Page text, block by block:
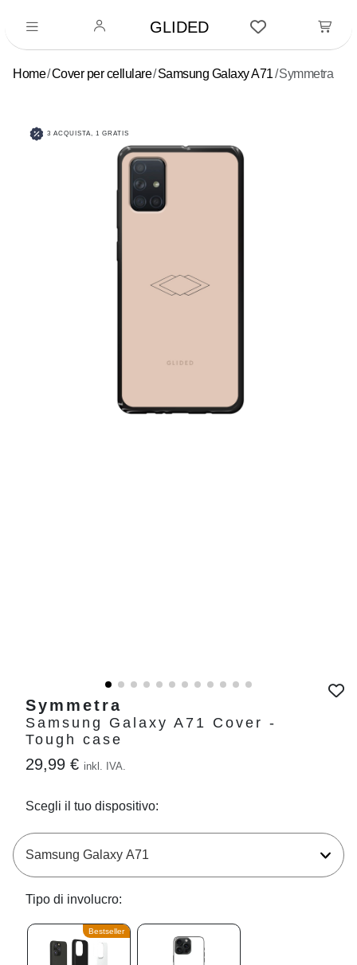
GLIDED
Home Cover per cellulare Samsung Galaxy A71 Symmetra
3 ACQUISTA, 1 GRATIS
Symmetra
Samsung Galaxy A71 Cover -
Tough case
29,99 € inkl. IVA.
Scegli il tuo dispositivo:
Tipo di involucro:
Bestseller